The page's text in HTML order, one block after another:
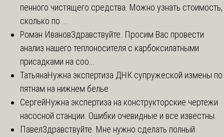
пенного чистящего средства. Можно узнать стоимость,
сколько по ...
Роман ИвановЗдравствуйте. Просим Вас провести
анализ нашего теплоносителя с карбоксилатными
присадками на соо...
ТатьянаНужна экспертиза ДНК супружеской измены по
пятнам на нижнем белье
СергейНужна экспертиза на конструкторские чертежи
насосной станции. Ошибки очевидные и все известны.
ПавелЗдравствуйте. Мне нужно сделать полный